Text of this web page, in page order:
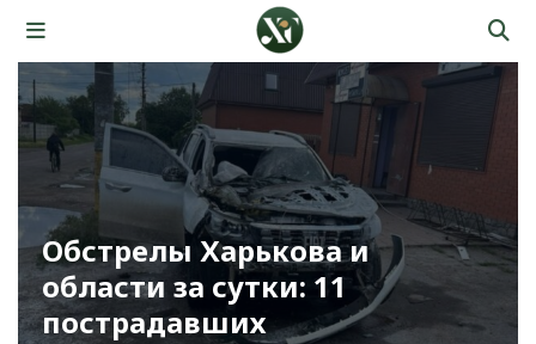
Обстрелы Харькова и
области за сутки: 11
пострадавших